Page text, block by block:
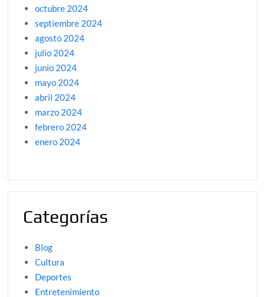
octubre 2024
septiembre 2024
agosto 2024
julio 2024
junio 2024
mayo 2024
abril 2024
marzo 2024
febrero 2024
enero 2024
Categorías
Blog
Cultura
Deportes
Entretenimiento